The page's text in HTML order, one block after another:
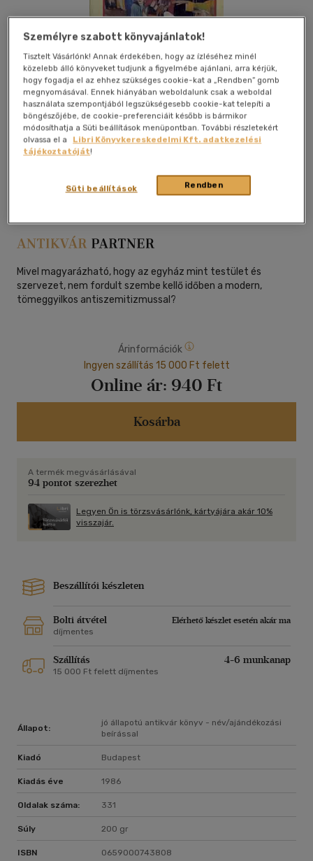
Mivel magyarázható, hogy az egyház mint testület és
szervezet, nem fordult szembe kellő időben a modern,
tömeggyilkos antiszemitizmussal?
Árinformációk
Ingyen szállítás 15 000 Ft felett
Online ár: 940 Ft
Kosárba
A termék megvásárlásával
94 pontot szerezhet
Legyen Ön is törzsvásárlónk, kártyájára akár 10%
visszajár.
Beszállítói készleten
Bolti átvétel
Elérhető készlet esetén akár ma
díjmentes
Szállítás 4-6 munkanap
15 000 Ft felett díjmentes
Állapot:
jó állapotú antikvár könyv - név/ajándékozási
beírással
Kiadó Budapest
Kiadás éve 1986
Oldalak száma: 331
Súly 200 gr
ISBN 0659000743808
Személyre szabott könyvajánlatok!
Tisztelt Vásárlónk! Annak érdekében, hogy az ízléséhez minél
közelebb álló könyveket tudjunk a figyelmébe ajánlani, arra kérjük,
hogy fogadja el az ehhez szükséges cookie-kat a „Rendben” gomb
megnyomásával. Ennek hiányában weboldalunk csak a weboldal
használata szempontjából legszükségesebb cookie-kat telepíti a
böngészőjébe, de cookie-preferenciáit később is bármikor
módosíthatja a Süti beállítások menüpontban. További részletekért
olvassa el a
Libri Könyvkereskedelmi Kft. adatkezelési
tájékoztatóját!
Rendben
Süti beállítások